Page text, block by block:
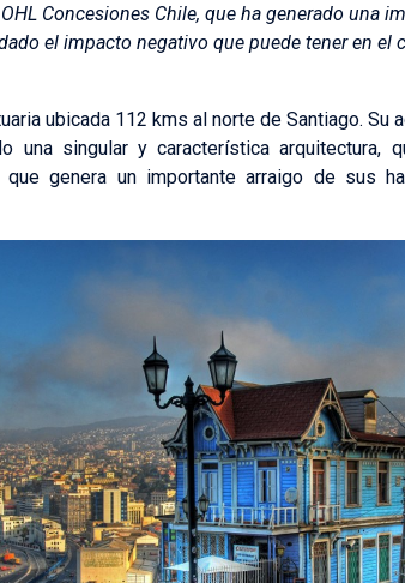
Concesiones Chile, que ha generado una
el impacto negativo que puede tener en
ubicada 112 kms al norte de Santiago.
una singular y característica arquitectura,
que genera un importante arraigo de sus